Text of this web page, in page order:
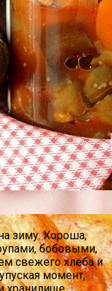
Кипятить
Чая Или Кофе
Соусом И
зиму. Хороша,
бобовыми,
свежего хлеба и
момент,
хранилище